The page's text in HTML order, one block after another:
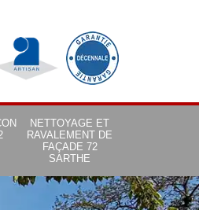
NETTOYAGE ET
RAVALEMENT DE
FAÇADE 72
SARTHE